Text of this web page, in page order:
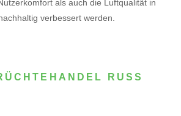
als auch die Luftqualität in
verbessert werden.
RUSS